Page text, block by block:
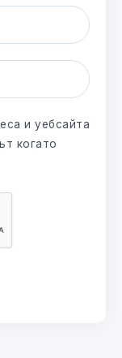
и уебсайта
когато